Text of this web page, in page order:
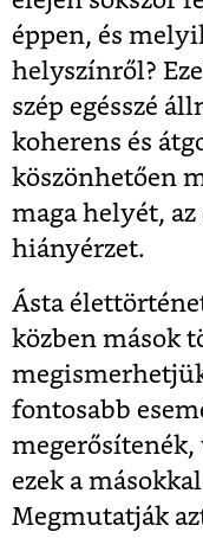
éppen, és
helyszínről?
szép egésszé
koherens és
köszönhetően
maga helyét,
hiányérzet.
Ásta
közben mások
fontosabb
ezek a
Megmutatják